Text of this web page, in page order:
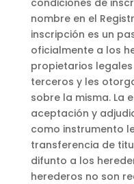
nombre en el
inscripción es un
oficialmente a los
propietarios
terceros y les
sobre la misma. La
aceptación y
como instrumento
transferencia de
difunto a los
herederos no son